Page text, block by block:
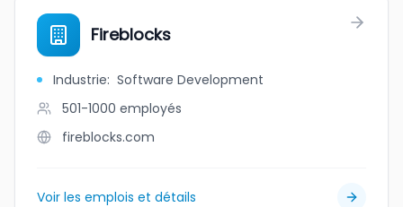
Fireblocks
Industrie: Software Development
501-1000 employés
fireblocks.com
Voir les emplois et détails